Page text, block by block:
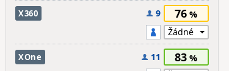
X360 9 76
XOne 11 83